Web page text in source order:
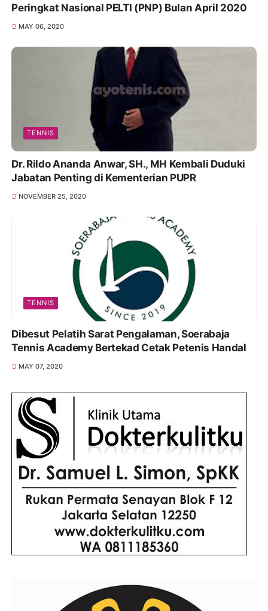
Peringkat Nasional PELTI (PNP) Bulan April 2020
MAY 06, 2020
TENNIS
Dr. Rildo Ananda Anwar, SH., MH Kembali Duduki
Jabatan Penting di Kementerian PUPR
NOVEMBER 25, 2020
TENNIS
Dibesut Pelatih Sarat Pengalaman, Soerabaja
Tennis Academy Bertekad Cetak Petenis Handal
MAY 07, 2020